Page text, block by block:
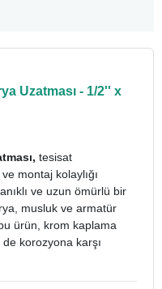
Uzatması - 1/2'' x
tesisat
montaj kolaylığı
ve uzun ömürlü bir
musluk ve armatür
ürün, krom kaplama
korozyona karşı